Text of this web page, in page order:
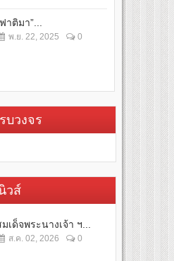
าติมา”...
พ.ย. 22, 2025 0
บวงจร
วส์
มเด็จพระนางเจ้า ฯ...
ส.ค. 02, 2026 0